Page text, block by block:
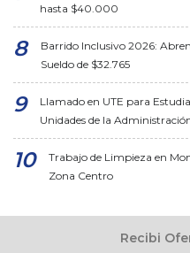
hasta $40.000
Barrido Inclusivo 2026:
Sueldo de $32.765
Llamado en UTE para
Unidades de la
Trabajo de Limpieza en
Zona Centro
Recibi